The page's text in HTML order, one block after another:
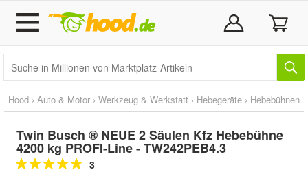
Hood › Auto & Motor › Werkzeug & Werkstatt › Hebegeräte › Hebebühnen
Twin Busch ® NEUE 2 Säulen Kfz Hebebühne
4200 kg PROFI-Line - TW242PEB4.3
3